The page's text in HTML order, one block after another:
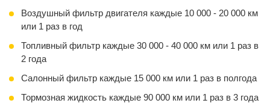
Воздушный фильтр двигателя каждые 10 000 - 20 000 км
или 1 раз в год
Топливный фильтр каждые 30 000 - 40 000 км или 1 раз в
2 года
Салонный фильтр каждые 15 000 км или 1 раз в полгода
Тормозная жидкость каждые 90 000 км или 1 раз в 3 года